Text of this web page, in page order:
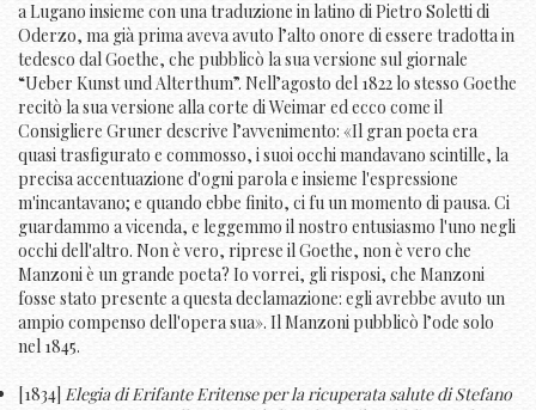
a Lugano insieme con una traduzione in latino di Pietro Soletti di
Oderzo, ma già prima aveva avuto l’alto onore di essere tradotta in
tedesco dal Goethe, che pubblicò la sua versione sul giornale
“Ueber Kunst und Alterthum”. Nell’agosto del 1822 lo stesso Goethe
recitò la sua versione alla corte di Weimar ed ecco come il
Consigliere Gruner descrive l’avvenimento: «Il gran poeta era
quasi trasfigurato e commosso, i suoi occhi mandavano scintille, la
precisa accentuazione d'ogni parola e insieme l'espressione
m'incantavano; e quando ebbe finito, ci fu un momento di pausa. Ci
guardammo a vicenda, e leggemmo il nostro entusiasmo l'uno negli
occhi dell'altro. Non è vero, riprese il Goethe, non è vero che
Manzoni è un grande poeta? Io vorrei, gli risposi, che Manzoni
fosse stato presente a questa declamazione: egli avrebbe avuto un
ampio compenso dell'opera sua». Il Manzoni pubblicò l’ode solo
nel 1845.
[1834] Elegia di Erifante Eritense per la ricuperata salute di Stefano